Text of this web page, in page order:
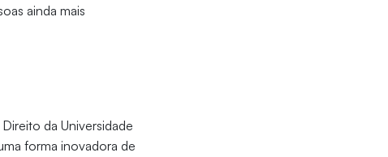
ainda mais
da Universidade
forma inovadora de